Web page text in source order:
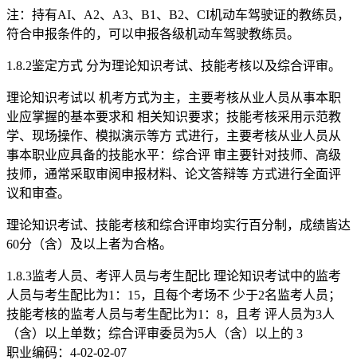
注：持有AI、A2、A3、B1、B2、CI机动车驾驶证的教练员，
符合申报条件的，可以申报各级机动车驾驶教练员。
1.8.2鉴定方式 分为理论知识考试、技能考核以及综合评审。
理论知识考试以 机考方式为主，主要考核从业人员从事本职
业应掌握的基本要求和 相关知识要求；技能考核采用示范教
学、现场操作、模拟演示等方 式进行，主要考核从业人员从
事本职业应具备的技能水平：综合评 审主要针对技师、高级
技师，通常采取审阅申报材料、论文答辩等 方式进行全面评
议和审查。
理论知识考试、技能考核和综合评审均实行百分制，成绩皆达
60分（含）及以上者为合格。
1.8.3监考人员、考评人员与考生配比 理论知识考试中的监考
人员与考生配比为1：15，且每个考场不 少于2名监考人员；
技能考核的监考人员与考生配比为1：8，且考 评人员为3人
（含）以上单数；综合评审委员为5人（含）以上的 3
职业编码：4-02-02-07